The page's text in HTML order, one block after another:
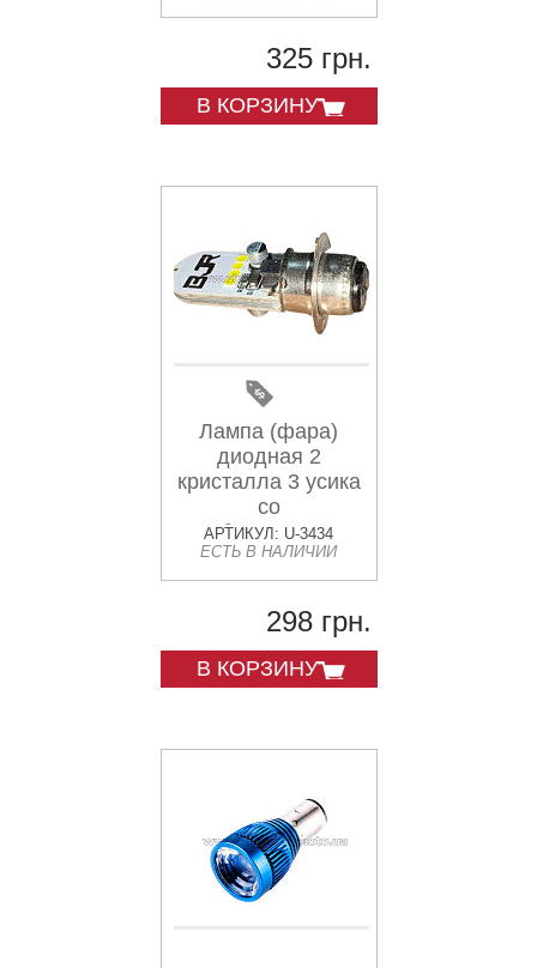
325 грн.
В КОРЗИНУ
Лампа (фара)
диодная 2
кристалла 3 усика
со
стабилизатором
(LED) MIS
АРТИКУЛ: U-3434
ЕСТЬ В НАЛИЧИИ
298 грн.
В КОРЗИНУ